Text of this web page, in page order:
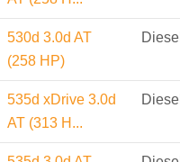
530d 3.0d AT
(258 HP)
Diesel
535d xDrive 3.0d
AT (313 H...
Diesel